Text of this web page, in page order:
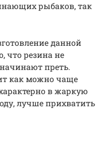
рыбаков, так
данной
что резина не
преть.
как можно чаще
в жаркую
лучше прихватить